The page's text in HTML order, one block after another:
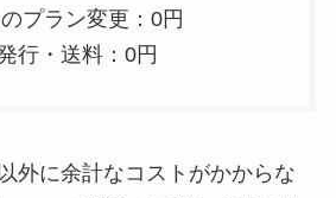
プラン変更：0円
行・送料：0円
外に余計なコストがかからな